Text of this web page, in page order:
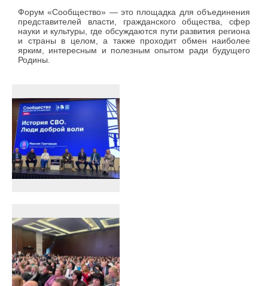
Форум «Сообщество» — это площадка для объединения
представителей власти, гражданского общества, сфер
науки и культуры, где обсуждаются пути развития региона
и страны в целом, а также проходит обмен наиболее
ярким, интересным и полезным опытом ради будущего
Родины.